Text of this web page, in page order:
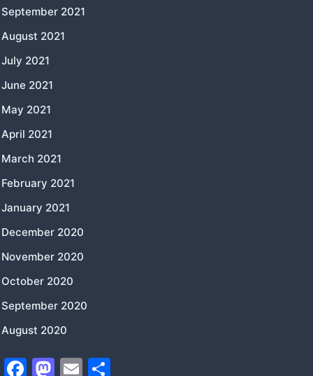
September 2021
August 2021
July 2021
June 2021
May 2021
April 2021
March 2021
February 2021
January 2021
December 2020
November 2020
October 2020
September 2020
August 2020
F M E